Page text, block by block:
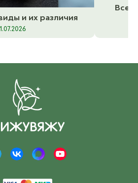
и их различия
Все